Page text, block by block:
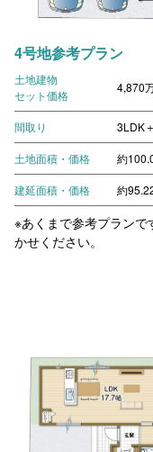
4号地参考プラン
土地建物
セット価格
4,870
間取り 3LDK
土地面積・価格 約
建延面積・価格 約
※あくまで参考プラン
かせください。